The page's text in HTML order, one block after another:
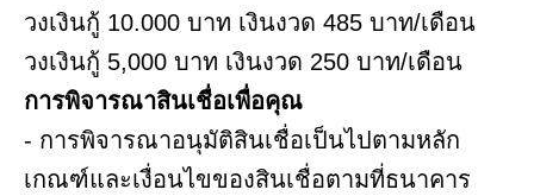
วงเงินกู้ 10.000 บาท เงินงวด 485 บาท/เดือน
วงเงินกู้ 5,000 บาท เงินงวด 250 บาท/เดือน
การพิจารณาสินเชื่อเพื่อคุณ
- การพิจารณาอนุมัติสินเชื่อเป็นไปตามหลัก
เกณฑ์และเงื่อนไขของสินเชื่อตามที่ธนาคาร